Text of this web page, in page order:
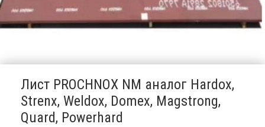
Лист PROCHNOX NM аналог Hardox,
Strenx, Weldox, Domex, Magstrong,
Quard, Powerhard